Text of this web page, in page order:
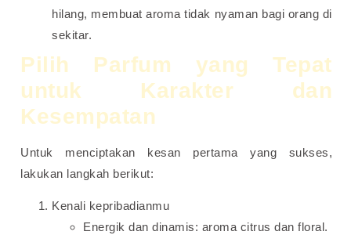
hilang, membuat aroma tidak nyaman bagi orang di
sekitar.
Pilih Parfum yang Tepat
untuk Karakter dan
Kesempatan
Untuk menciptakan kesan pertama yang sukses,
lakukan langkah berikut:
Kenali kepribadianmu
Energik dan dinamis: aroma citrus dan floral.